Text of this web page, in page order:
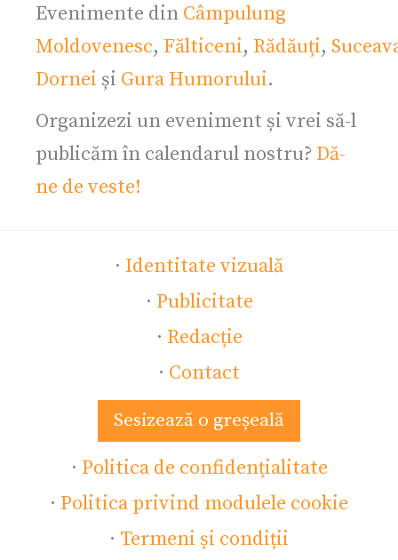
Evenimente din Câmpulung
Moldovenesc, Fălticeni, Rădăuți,
Dornei și Gura Humorului.
Organizezi un eveniment și vrei să-l
publicăm în calendarul nostru? Dă-
ne de veste!
· Identitate vizuală
· Publicitate
· Redacție
· Contact
Sesizează o greșeală
· Politica de confidențialitate
· Politica privind modulele cookie
· Termeni și condiții